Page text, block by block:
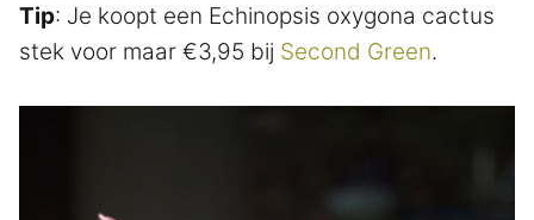
Tip: Je koopt een Echinopsis oxygona cactus
stek voor maar €3,95 bij Second Green.